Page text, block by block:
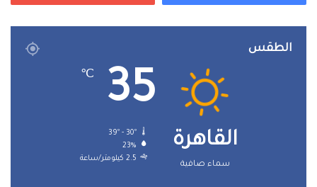
الطقس
القاهرة
سماء صافية
35
℃
39º - 30º
23%
2.5 كيلومتر/ساعة